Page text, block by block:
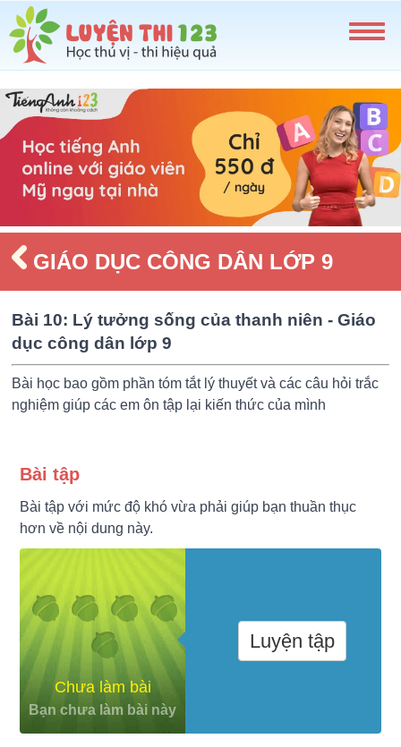
GIÁO DỤC CÔNG DÂN LỚP 9
Bài 10: Lý tưởng sống của thanh niên - Giáo
dục công dân lớp 9
Bài học bao gồm phần tóm tắt lý thuyết và các câu hỏi trắc
nghiệm giúp các em ôn tập lại kiến thức của mình
Bài tập
Bài tập với mức độ khó vừa phải giúp bạn thuần thục
hơn về nội dung này.
Chưa làm bài
Bạn chưa làm bài này
Luyện tập